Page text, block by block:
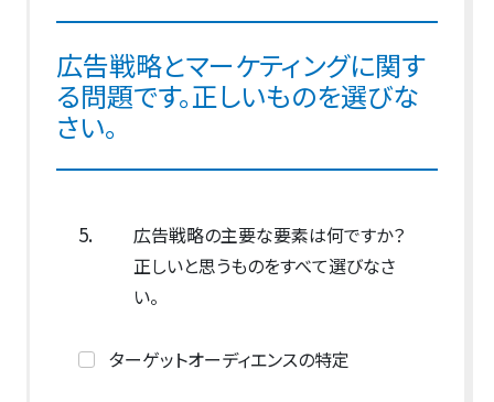
広告戦略とマーケティングに関す
る問題です。正しいものを選びな
さい。
5.
広告戦略の主要な要素は何ですか？
正しいと思うものをすべて選びなさ
い。
ターゲットオーディエンスの特定